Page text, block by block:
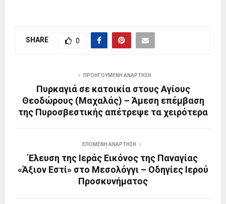
SHARE 0
ΠΡΟΗΓΟΎΜΕΝΗ ΑΝΆΡΤΗΣΗ
Πυρκαγιά σε κατοικία στους Αγίους
Θεοδώρους (Μαχαλάς) – Άμεση επέμβαση
της Πυροσβεστικής απέτρεψε τα χειρότερα
ΕΠΌΜΕΝΗ ΑΝΆΡΤΗΣΗ
Έλευση της Ιεράς Εικόνος της Παναγίας
«Άξιον Εστί» στο Μεσολόγγι – Οδηγίες Ιερού
Προσκυνήματος